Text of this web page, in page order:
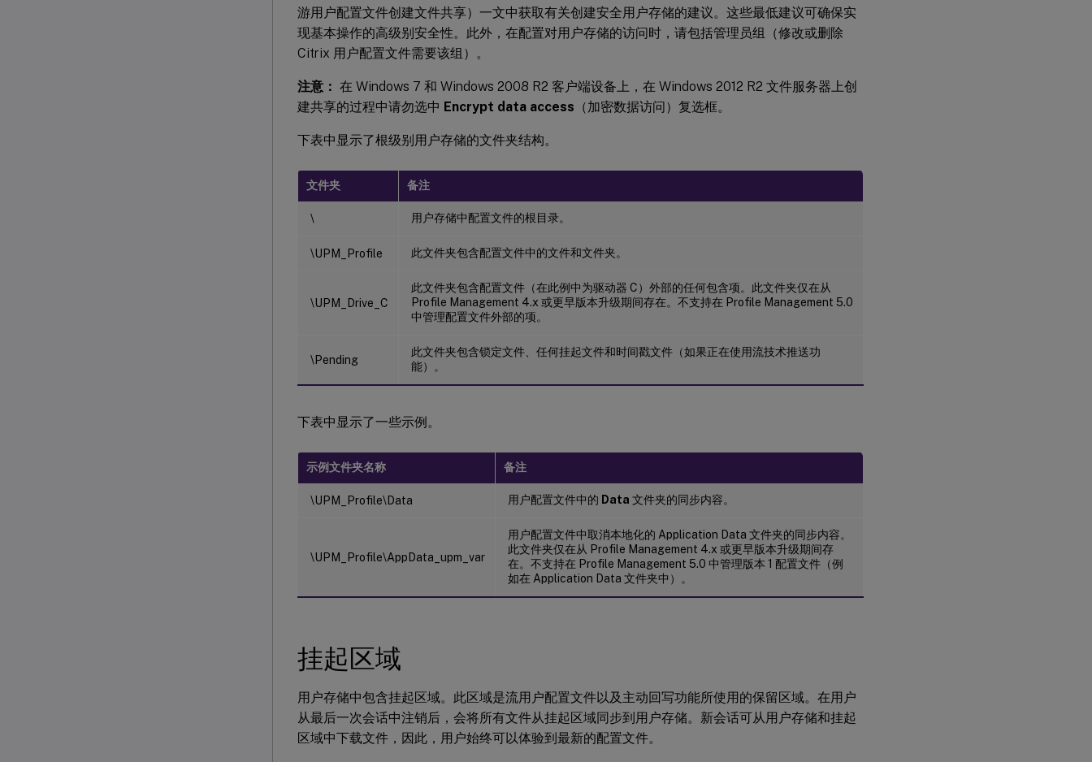
游用户配置文件创建文件共享）一文中获取有关创建安全用户存储的建议。这些最低建议可确保实
现基本操作的高级别安全性。此外，在配置对用户存储的访问时，请包括管理员组（修改或删除
Citrix 用户配置文件需要该组）。
注意： 在 Windows 7 和 Windows 2008 R2 客户端设备上，在 Windows 2012 R2 文件服务器上创
建共享的过程中请勿选中 Encrypt data access （加密数据访问）复选框。
下表中显示了根级别用户存储的文件夹结构。
文件夹 备注
\ 用户存储中配置文件的根目录。
\UPM_Profile 此文件夹包含配置文件中的文件和文件夹。
\UPM_Drive_C
此文件夹包含配置文件（在此例中为驱动器 C）外部的任何包含项。此文件夹仅在从
Profile Management 4.x 或更早版本升级期间存在。不支持在 Profile Management 5.0
中管理配置文件外部的项。
\Pending
此文件夹包含锁定文件、任何挂起文件和时间戳文件（如果正在使用流技术推送功
能）。
下表中显示了一些示例。
示例文件夹名称 备注
\UPM_Profile\Data 用户配置文件中的 Data 文件夹的同步内容。
\UPM_Profile\AppData_upm_var
用户配置文件中取消本地化的 Application Data 文件夹的同步内容。
此文件夹仅在从 Profile Management 4.x 或更早版本升级期间存
在。不支持在 Profile Management 5.0 中管理版本 1 配置文件（例
如在 Application Data 文件夹中）。
挂起区域
用户存储中包含挂起区域。此区域是流用户配置文件以及主动回写功能所使用的保留区域。在用户
从最后一次会话中注销后，会将所有文件从挂起区域同步到用户存储。新会话可从用户存储和挂起
区域中下载文件，因此，用户始终可以体验到最新的配置文件。